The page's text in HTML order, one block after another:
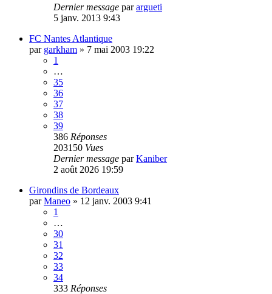
Dernier message parargueti
5 janv. 2013 9:43
FC Nantes Atlantique
par garkham » 7 mai 2003 19:22
1
…
35
36
37
38
39
386 Réponses
203150 Vues
Dernier message parKaniber
2 août 2026 19:59
Girondins de Bordeaux
parManeo » 12 janv. 2003 9:41
1
…
30
31
32
33
34
333 Réponses